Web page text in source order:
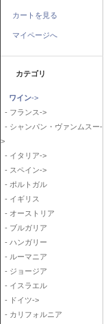
カートを見る
マイページへ
カテゴリ
ワイン->
- フランス->
- シャンパン・ヴァンムスー-
>
- イタリア->
- スペイン->
- ポルトガル
- イギリス
- オーストリア
- ブルガリア
- ハンガリー
- ルーマニア
- ジョージア
- イスラエル
- ドイツ->
- カリフォルニア